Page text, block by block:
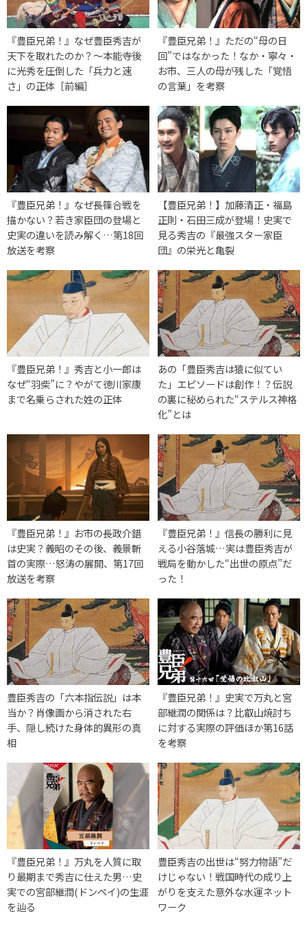
『豊臣兄弟！』なぜ豊臣秀吉が
天下を取れたのか？〜本能寺後
に光秀を圧倒した「兵力と速
さ」の正体［前編］
『豊臣兄弟！』ただの“母の日
回”ではなかった！なか・寧々・
お市、三人の母が残した「覚悟
の言葉」を考察
『豊臣兄弟！』なぜ長篠合戦を
描かない？若き家臣団の登場と
史実の違いを読み解く…第18回
放送を考察
【豊臣兄弟！】加藤清正・福島
正則・石田三成が登場！史実で
見る秀吉の『最強スター家臣
団』の栄光と亀裂
『豊臣兄弟！』秀吉と小一郎は
なぜ“羽柴”に？やがて徳川家康
まで名乗らされた姓の正体
あの「豊臣秀吉は猿に似てい
た」エピソードは創作！？伝説
の裏に秘められた“ステルス神格
化”とは
『豊臣兄弟！』お市の長政介錯
は史実？義昭のその後、義景斬
首の実際…怒涛の展開、第17回
放送を考察
『豊臣兄弟！』信長の勝利に見
える小谷落城…実は豊臣秀吉が
戦局を動かした“出世の原点”だ
った！
豊臣秀吉の「六本指伝説」は本
当か？肖像画から消された右
手、隠し続けた身体的異形の真
相
『豊臣兄弟！』史実で万丸と宮
部継潤の関係は？比叡山焼討ち
に対する実際の評価ほか第16話
を考察
『豊臣兄弟！』万丸を人質に取
り最期まで秀吉に仕えた男…史
実での宮部継潤(ドンペイ)の生涯
を辿る
豊臣秀吉の出世は“努力物語”だ
けじゃない！戦国時代の成り上
がりを支えた意外な水運ネット
ワーク